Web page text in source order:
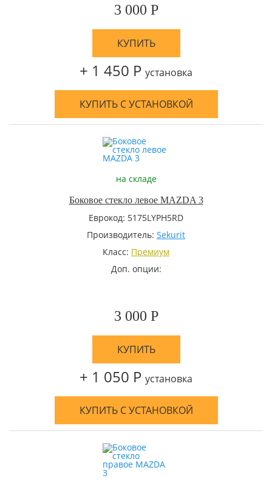
3 000 Р
КУПИТЬ
+ 1 450 Р установка
КУПИТЬ С УСТАНОВКОЙ
на складе
Боковое стекло левое MAZDA 3
Еврокод: 5175LYPH5RD
Производитель: Sekurit
Класс: Премиум
Доп. опции:
3 000 Р
КУПИТЬ
+ 1 050 Р установка
КУПИТЬ С УСТАНОВКОЙ